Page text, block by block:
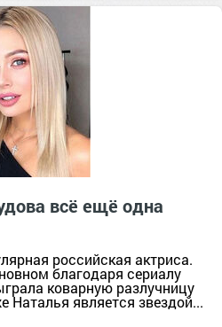
всё ещё одна
российская актриса.
благодаря сериалу
коварную разлучницу
Наталья является звездой...